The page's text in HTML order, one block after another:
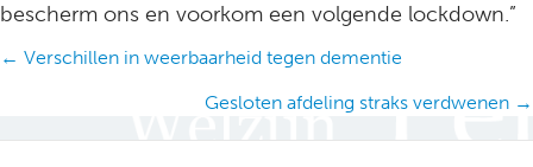
bescherm ons en voorkom een volgende lockdown.”
Posts
← Verschillen in weerbaarheid tegen dementie
Gesloten afdeling straks verdwenen →